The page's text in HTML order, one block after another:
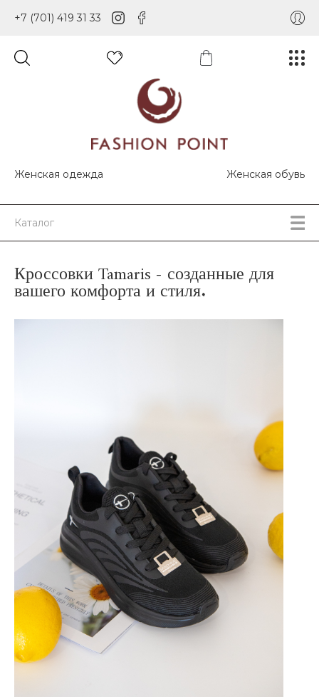
+7 (701) 419 31 33
Женская одежда Женская обувь
Каталог
Кроссовки Tamaris - созданные для
вашего комфорта и стиля.